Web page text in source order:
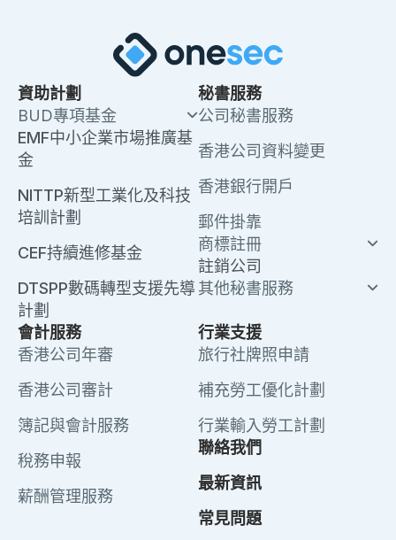
資助計劃
BUD專項基金
EMF中小企業市場推廣基
金
NITTP新型工業化及科技
培訓計劃
CEF持續進修基金
DTSPP數碼轉型支援先導
計劃
秘書服務
公司秘書服務
香港公司資料變更
香港銀行開戶
郵件掛靠
商標註冊
註銷公司
其他秘書服務
會計服務
香港公司年審
香港公司審計
簿記與會計服務
稅務申報
薪酬管理服務
行業支援
旅行社牌照申請
補充勞工優化計劃
行業輸入勞工計劃
聯絡我們
最新資訊
常見問題